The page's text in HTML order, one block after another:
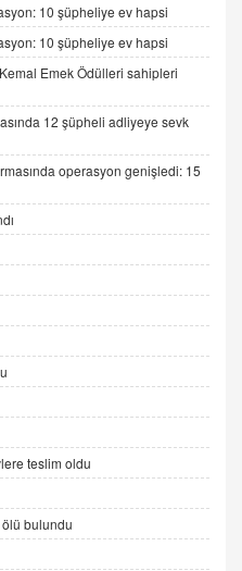
Yüzüne Vurulan Şamar:
"Beraber Yürüyoruz"
Dava Açmadan Önce
Şartı
10 şüpheliye ev hapsi
10 şüpheliye ev hapsi
Emek Ödülleri sahipleri
12 şüpheli adliyeye sevk
operasyon genişledi: 15
teslim oldu
bulundu